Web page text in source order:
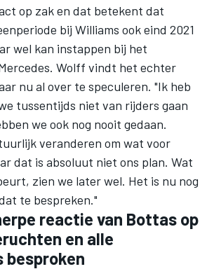
op zak en dat betekent dat
bij Williams ook eind 2021
wel kan instappen bij het
. Wolff vindt het echter
nu al over te speculeren. "Ik heb
tussentijds niet van rijders gaan
we ook nog nooit gedaan.
veranderen om wat voor
dat is absoluut niet ons plan. Wat
zien we later wel. Het is nu nog
te bespreken."
reactie van Bottas op
en alle
besproken